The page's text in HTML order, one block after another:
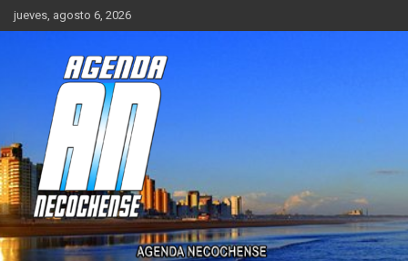
Saltar
al
jueves, agosto 6, 2026
AGENDA NECOCHENSE
Sitio de Noticias de Necochea y zona